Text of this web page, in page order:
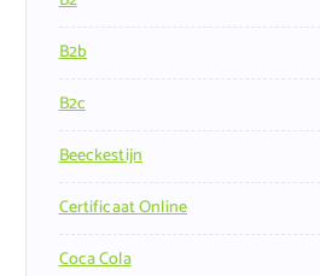
B2b
B2c
Beeckestijn
Certificaat Online
Coca Cola